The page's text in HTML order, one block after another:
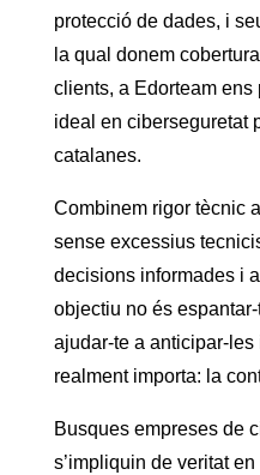
protecció de dades, i
la qual donem
clients, a Edorteam
ideal en ciberseguretat
catalanes.
Combinem rigor tècnic
sense excessius
decisions informades i
objectiu no és
ajudar-te a anticipar-
realment importa: la
Busques empreses de
s’impliquin de veritat